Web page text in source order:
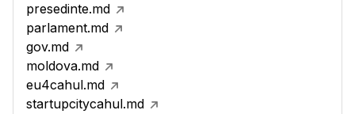
presedinte.md
parlament.md
gov.md
moldova.md
eu4cahul.md
startupcitycahul.md